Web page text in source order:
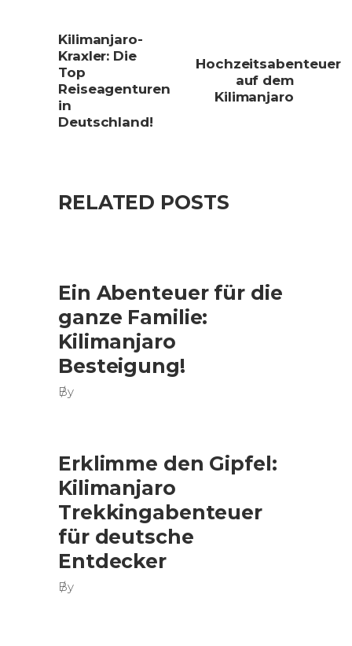
Kilimanjaro-
Kraxler: Die
Top
Reiseagenturen
in
Deutschland!
Hochzeitsabenteuer
auf dem
Kilimanjaro
RELATED POSTS
Ein Abenteuer für die
ganze Familie:
Kilimanjaro
Besteigung!
By
Erklimme den Gipfel:
Kilimanjaro
Trekkingabenteuer
für deutsche
Entdecker
By